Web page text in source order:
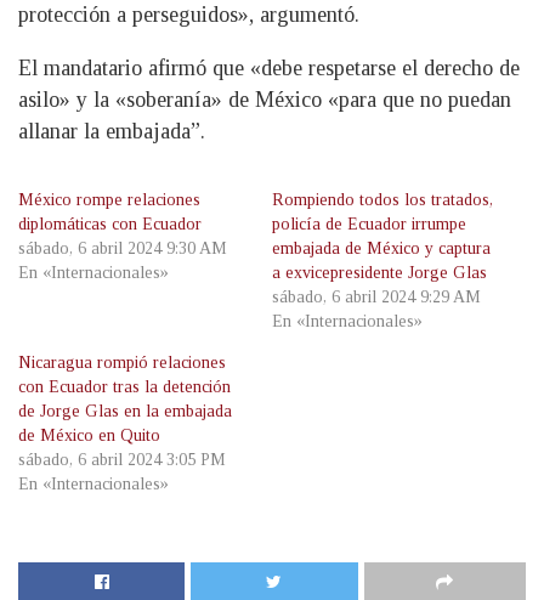
protección a perseguidos», argumentó.
El mandatario afirmó que «debe respetarse el derecho de
asilo» y la «soberanía» de México «para que no puedan
allanar la embajada”.
México rompe relaciones
diplomáticas con Ecuador
sábado, 6 abril 2024 9:30 AM
En «Internacionales»
Rompiendo todos los tratados,
policía de Ecuador irrumpe
embajada de México y captura
a exvicepresidente Jorge Glas
sábado, 6 abril 2024 9:29 AM
En «Internacionales»
Nicaragua rompió relaciones
con Ecuador tras la detención
de Jorge Glas en la embajada
de México en Quito
sábado, 6 abril 2024 3:05 PM
En «Internacionales»